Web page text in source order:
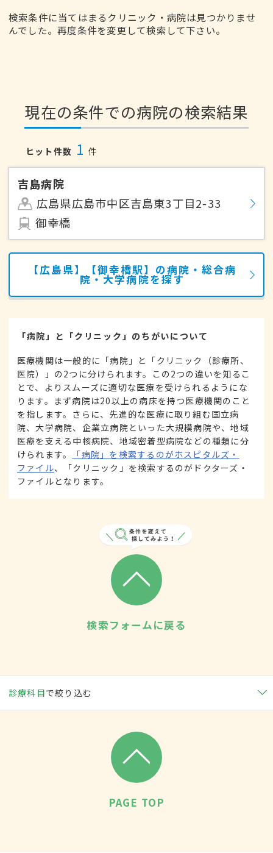
検索条件に当てはまるクリニック・病院は見つかりませ
んでした。再度条件を変更して検索して下さい。
現在の条件での病院の検索結果
ヒット件数 1 件
吉島病院
広島県広島市中区吉島東3丁目2-33
御幸橋
【広島県】【御幸橋駅】の病院・総合病
院・大学病院を探す
「病院」と「クリニック」のちがいについて
医療機関は一般的に「病院」と「クリニック（診療所、
医院）」の2つに分けられます。この2つの違いを知るこ
とで、よりスムーズに適切な医療を受けられるようにな
ります。まず病院は20以上の病床を持つ医療機関のこと
を指します。さらに、先進的な医療に取り組む国立病
院、大学病院、企業立病院といった大規模病院や、地域
医療を支える中核病院、地域密着型病院などの種類に分
けられます。
「病院」を検索するのがホスピタルズ・
ファイル、「クリニック」を検索するのがドクターズ・
ファイルとなります。
検索フォームに戻る
診療科目で絞り込む
PAGE TOP